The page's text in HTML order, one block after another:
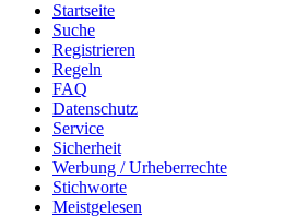
Startseite
Suche
Registrieren
Regeln
FAQ
Datenschutz
Service
Sicherheit
Werbung / Urheberrechte
Stichworte
Meistgelesen